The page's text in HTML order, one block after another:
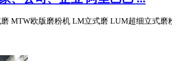
MTW欧版磨粉机 LM立式磨 LUM超细立式